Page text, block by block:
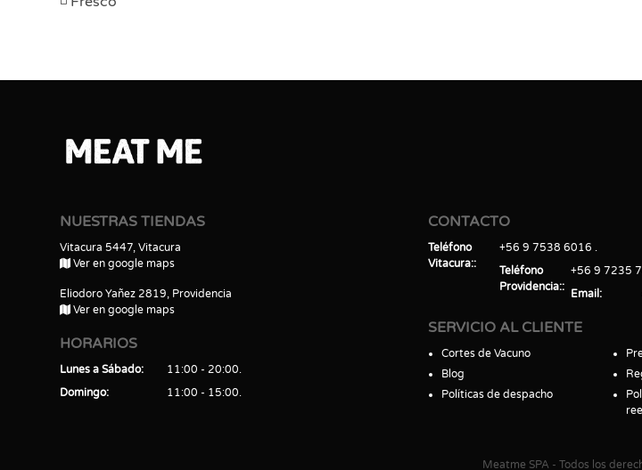
NUESTRAS TIENDAS
Vitacura 5447, Vitacura
Ver en google maps
Eliodoro Yañez 2819, Providencia
Ver en google maps
HORARIOS
Lunes a Sábado
11:00 - 20:00
Domingo
11:00 - 15:00
CONTACTO
Teléfono
Vitacura:
+56 9 7538 6016
Teléfono
Providencia:
+56 9 7235
Email
SERVICIO AL CLIENTE
Cortes de Vacuno
Blog
Políticas de despacho
Meatme SPA - Todos los